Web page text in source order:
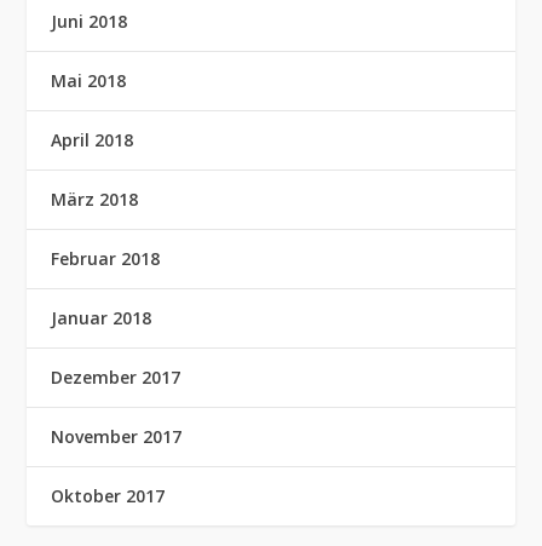
Juni 2018
Mai 2018
April 2018
März 2018
Februar 2018
Januar 2018
Dezember 2017
November 2017
Oktober 2017